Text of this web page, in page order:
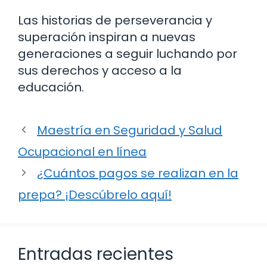
Las historias de perseverancia y
superación inspiran a nuevas
generaciones a seguir luchando por
sus derechos y acceso a la
educación.
Maestría en Seguridad y Salud
Ocupacional en línea
¿Cuántos pagos se realizan en la
prepa? ¡Descúbrelo aquí!
Entradas recientes